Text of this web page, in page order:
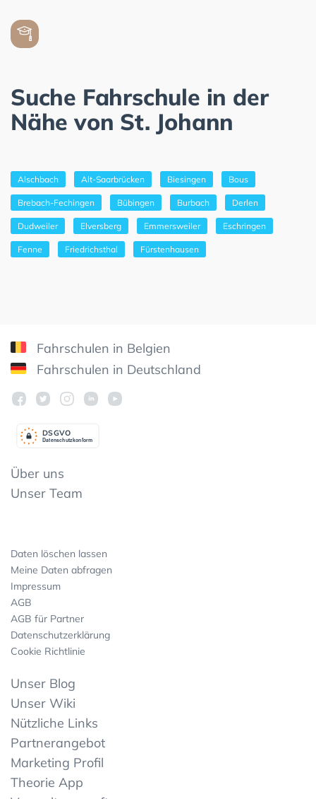
Suche Fahrschule in der
Nähe von St. Johann
Alschbach Alt-Saarbrücken Biesingen Bous
Brebach-Fechingen Bübingen Burbach Derlen
Dudweiler Elversberg Emmersweiler Eschringen
Fenne Friedrichsthal Fürstenhausen
Fahrschulen in Belgien
Fahrschulen in Deutschland
Datenschutzkonform
DSGVO
Über uns
Unser Team
Daten löschen lassen
Meine Daten abfragen
Impressum
AGB
AGB für Partner
Datenschutzerklärung
Cookie Richtlinie
Unser Blog
Unser Wiki
Nützliche Links
Partnerangebot
Marketing Profil
Theorie App